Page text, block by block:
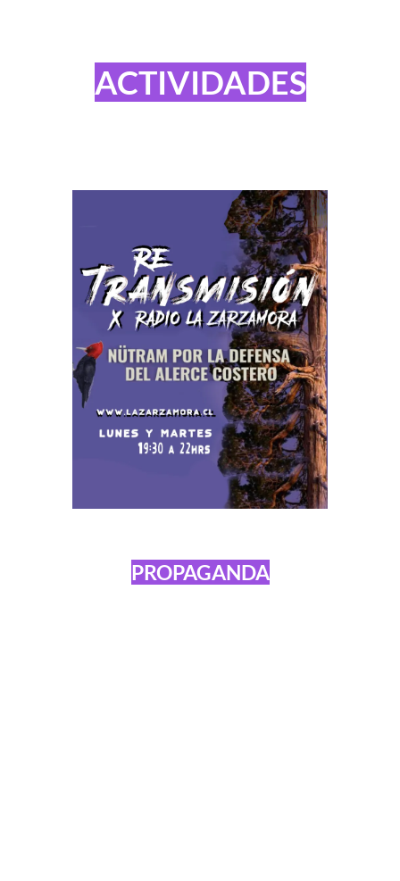
ACTIVIDADES
PROPAGANDA